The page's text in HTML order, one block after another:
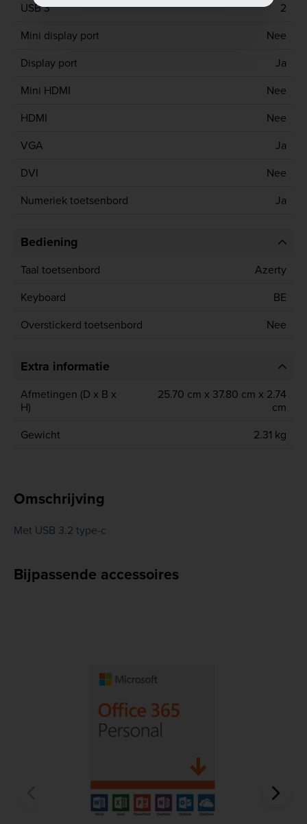
USB 3
2
Mini display port
Nee
Display port
Ja
Mini HDMI
Nee
HDMI
Nee
VGA
Ja
DVI
Nee
Numeriek toetsenbord
Ja
Bediening
Taal toetsenbord
Azerty
Keyboard
BE
Overstickerd toetsenbord
Nee
Extra informatie
Afmetingen (D x B x
H)
25.70 cm x 37.80 cm x 2.74
cm
Gewicht
2.31 kg
Omschrijving
Met USB 3.2 type-c
Bijpassende accessoires